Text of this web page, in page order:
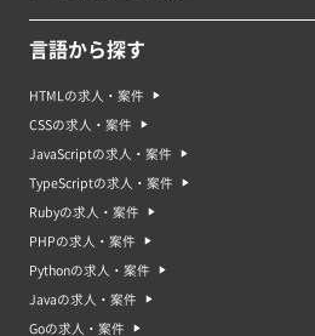
言語から探す
HTMLの求人・案件
CSSの求人・案件
JavaScriptの求人・案件
TypeScriptの求人・案件
Rubyの求人・案件
PHPの求人・案件
Pythonの求人・案件
Javaの求人・案件
Goの求人・案件